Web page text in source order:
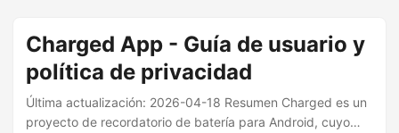
Charged App - Guía de usuario y
política de privacidad
Última actualización: 2026-04-18 Resumen Charged es un
proyecto de recordatorio de batería para Android, cuyo